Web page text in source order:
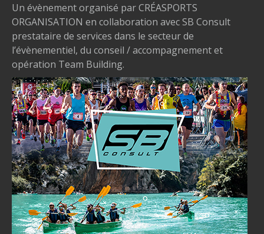
Un évènement organisé par CRÉASPORTS
ORGANISATION en collaboration avec SB Consult
prestataire de services dans le secteur de
l’évènementiel, du conseil / accompagnement et
opération Team Building.